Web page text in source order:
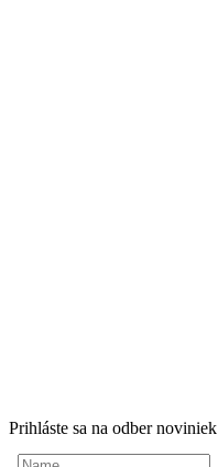
Prihláste sa na odber noviniek